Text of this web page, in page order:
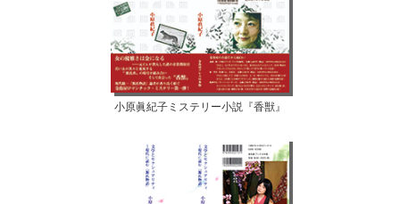
小原眞紀子ミステリー小説『香獣』